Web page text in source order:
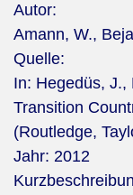
Autor:
Amann, W.,
Quelle:
In: Hegedüs, J.,
Transition
(Routledge,
Jahr: 2012